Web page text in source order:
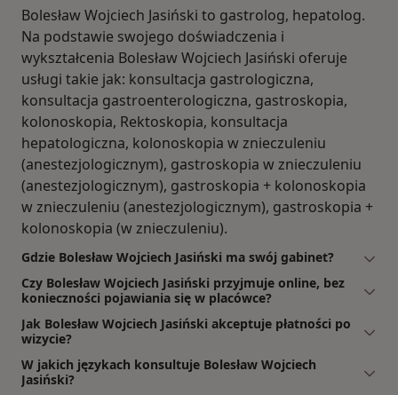
Bolesław Wojciech Jasiński to gastrolog, hepatolog.
Na podstawie swojego doświadczenia i
wykształcenia Bolesław Wojciech Jasiński oferuje
usługi takie jak: konsultacja gastrologiczna,
konsultacja gastroenterologiczna, gastroskopia,
kolonoskopia, Rektoskopia, konsultacja
hepatologiczna, kolonoskopia w znieczuleniu
(anestezjologicznym), gastroskopia w znieczuleniu
(anestezjologicznym), gastroskopia + kolonoskopia
w znieczuleniu (anestezjologicznym), gastroskopia +
kolonoskopia (w znieczuleniu).
Gdzie Bolesław Wojciech Jasiński ma swój gabinet?
Czy Bolesław Wojciech Jasiński przyjmuje online, bez
konieczności pojawiania się w placówce?
Jak Bolesław Wojciech Jasiński akceptuje płatności po
wizycie?
W jakich językach konsultuje Bolesław Wojciech
Jasiński?